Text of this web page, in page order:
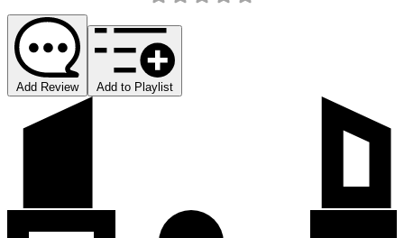
Add Review Add to Playlist